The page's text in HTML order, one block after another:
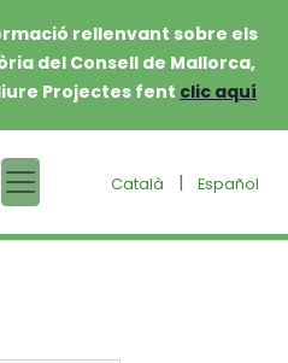
rellenvant sobre els
del Consell de Mallorca,
Projectes fent clic aquí
Català | Español